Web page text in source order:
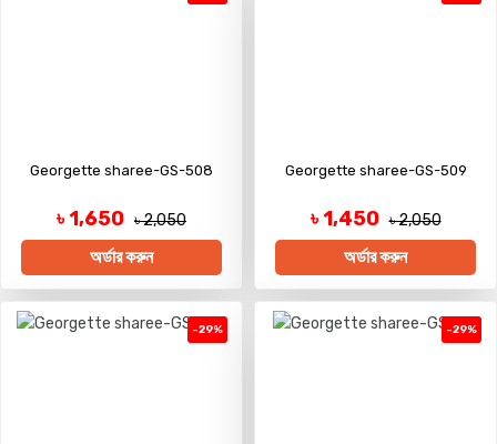
Georgette sharee-GS-508
৳ 1,650 ৳ 2,050
অর্ডার করুন
Georgette sharee-GS-509
৳ 1,450 ৳ 2,050
অর্ডার করুন
-29% -29%